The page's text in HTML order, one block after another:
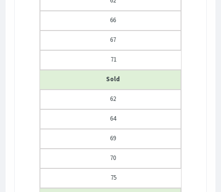
66
67
71
Sold
62
64
69
70
75